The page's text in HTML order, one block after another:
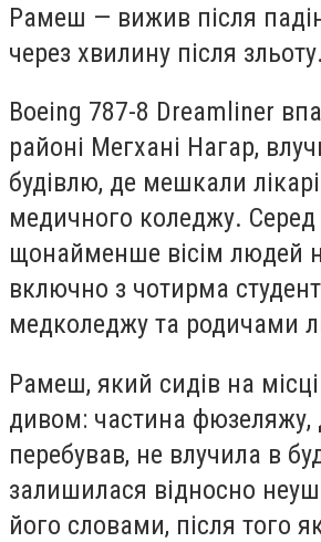
Рамеш — вижив після
через хвилину після зльоту.
Boeing 787-8 Dreamliner
районі Мегхані Нагар,
будівлю, де мешкали
медичного коледжу.
щонайменше вісім людей
включно з чотирма
медколеджу та родичами
Рамеш, який сидів на
дивом: частина фюзеляжу,
перебував, не влучила в
залишилася відносно
його словами, після того